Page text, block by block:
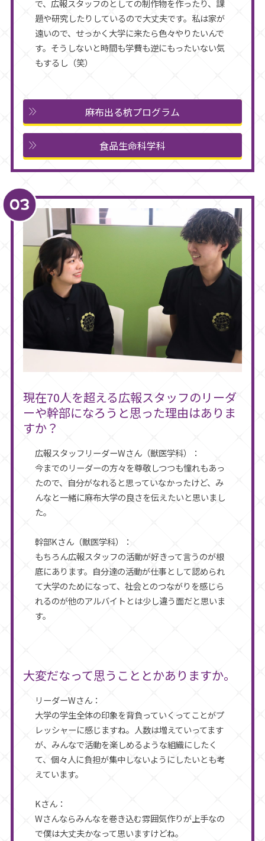
で、広報スタッフのとしての制作物を作ったり、課
題や研究したりしているので大丈夫です。私は家が
遠いので、せっかく大学に来たら色々やりたいんで
す。そうしないと時間も学費も逆にもったいない気
もするし（笑）
麻布出る杭プログラム
食品生命科学科
現在70人を超える広報スタッフのリーダ
ーや幹部になろうと思った理由はありま
すか？
広報スタッフリーダーWさん（獣医学科）：
今までのリーダーの方々を尊敬しつつも憧れもあっ
たので、自分がなれると思っていなかったけど、み
んなと一緒に麻布大学の良さを伝えたいと思いまし
た。
幹部Kさん（獣医学科）：
もちろん広報スタッフの活動が好きって言うのが根
底にあります。自分達の活動が仕事として認められ
て大学のためになって、社会とのつながりを感じら
れるのが他のアルバイトとは少し違う面だと思いま
す。
大変だなって思うこととかありますか。
リーダーWさん：
大学の学生全体の印象を背負っていくってことがプ
レッシャーに感じますね。人数は増えていってます
が、みんなで活動を楽しめるような組織にしたく
て、個々人に負担が集中しないようにしたいとも考
えています。
Kさん：
Wさんならみんなを巻き込む雰囲気作りが上手なの
で僕は大丈夫かなって思いますけどね。